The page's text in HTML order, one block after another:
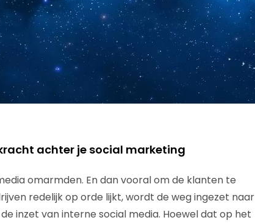
achter je social marketing
omarmden. En dan vooral om de klanten te
redelijk op orde lijkt, wordt de weg ingezet naar
inzet van interne social media. Hoewel dat op het